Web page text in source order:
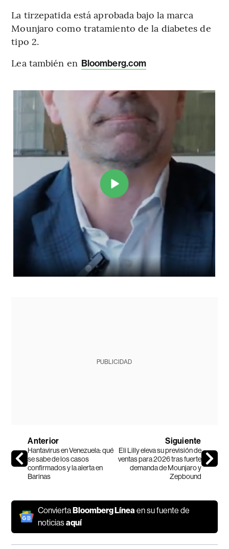
La tirzepatida está aprobada bajo la marca
Mounjaro como tratamiento de la diabetes de
tipo 2.
Lea también en Bloomberg.com
PUBLICIDAD
Anterior
Hantavirus en Venezuela: qué
se sabe de los casos
confirmados y la alerta en
Barinas
Siguiente
Eli Lilly eleva su previsión de
ventas para 2026 tras fuerte
demanda de Mounjaro y
Zepbound
ConviertaBloomberg Línea en su fuente de
noticiasaquí